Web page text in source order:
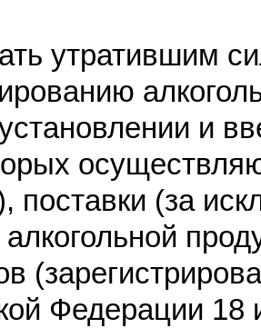
утратившим
и
поставки (за
Федерации